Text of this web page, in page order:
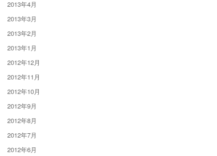
2013年4月
2013年3月
2013年2月
2013年1月
2012年12月
2012年11月
2012年10月
2012年9月
2012年8月
2012年7月
2012年6月